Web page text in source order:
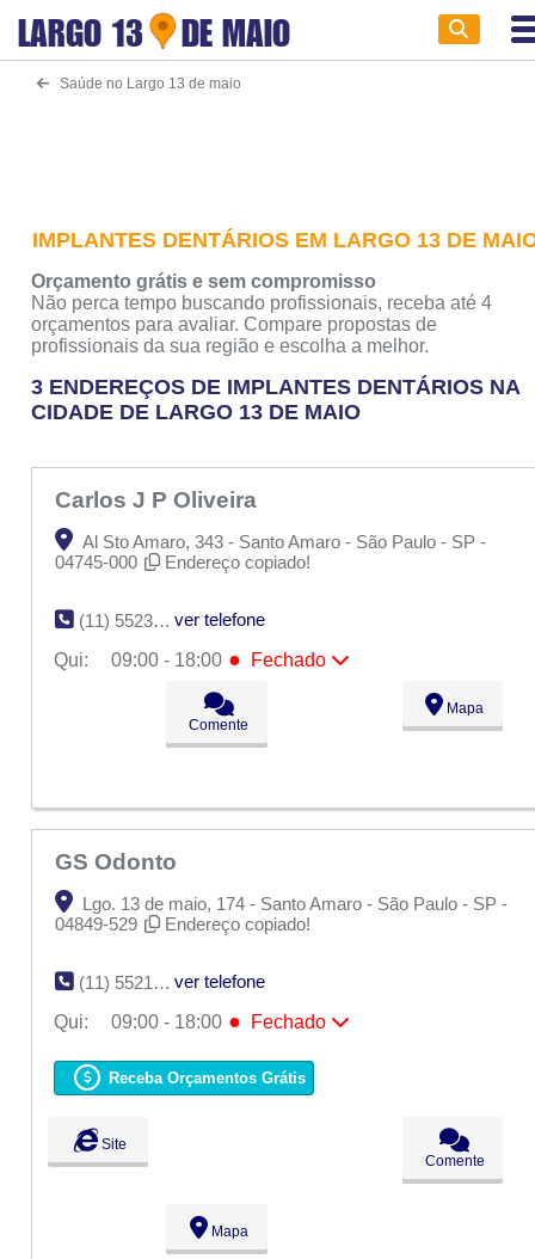
LARGO 13 DE MAIO
Saúde no Largo 13 de maio
IMPLANTES DENTÁRIOS EM LARGO 13 DE
Orçamento grátis e sem compromisso
Não perca tempo buscando profissionais, receba até 4
orçamentos para avaliar. Compare propostas de
profissionais da sua região e escolha a melhor.
3 ENDEREÇOS DE IMPLANTES DENTÁRIOS NA
CIDADE DE LARGO 13 DE MAIO
Carlos J P Oliveira
Al Sto Amaro, 343 - Santo Amaro - São Paulo - SP -
04745-000
Endereço copiado!
(11) 5523-3681
ver telefone
Qui:
09:00 - 18:00 ● Fechado
09:00 - 18:00
09:00 - 18:00
09:00 - 18:00
Comente
Mapa
GS Odonto
Lgo. 13 de maio, 174 - Santo Amaro - São Paulo - SP -
04849-529
Endereço copiado!
(11) 5521-0071
ver telefone
Qui:
09:00 - 18:00 ● Fechado
Ter:
09:00 - 18:00
Qua:
09:00 - 18:00
Sex:
Sáb:
Fechado
Receba Orçamentos Grátis
Site
Comente
Mapa